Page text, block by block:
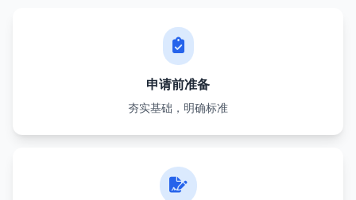
申请前准备
夯实基础，明确标准